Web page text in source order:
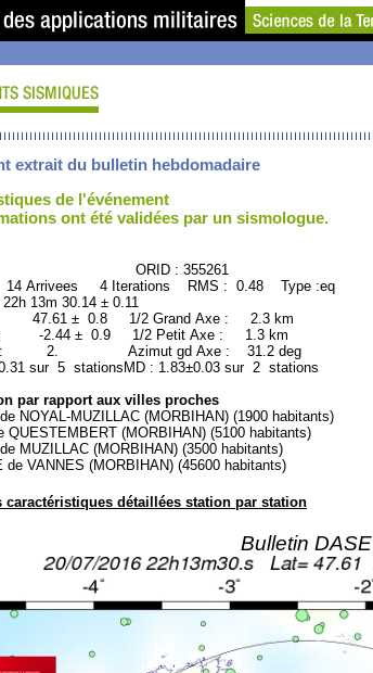
extrait du bulletin hebdomadaire
de l'événement
ont été validées par un sismologue.
ORID : 355261
Arrivees 4 Iterations RMS : 0.48 Type :eq
22h 13m 30.14 ± 0.11
47.61 ± 0.8 1/2 Grand Axe : 2.3 km
: -2.44 ± 0.9 1/2 Petit Axe : 1.3 km
2. Azimut gd Axe : 31.2 deg
sur 5 stationsMD : 1.83±0.03 sur 2 stations
par rapport aux villes proches
NOYAL-MUZILLAC (MORBIHAN) (1900 habitants)
(MORBIHAN) (5100 habitants)
MUZILLAC (MORBIHAN) (3500 habitants)
de VANNES (MORBIHAN) (45600 habitants)
caractéristiques détaillées station par station
Bulletin DASE